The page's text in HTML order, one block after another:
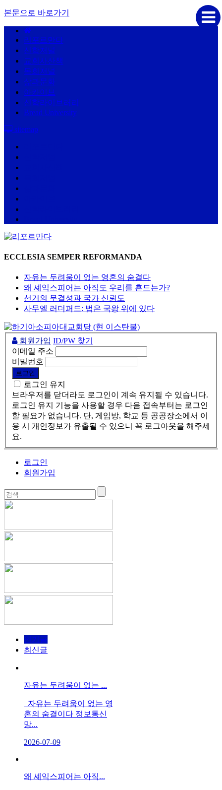
본문으로 바로가기
리포르만다
신학저널
교회사산책
목회저널
삶과문화
아카이브
신학라이브러리
Bread University
sitemap
ECCLESIA SEMPER REFORMANDA
자유는 두려움이 없는 영혼의 숨결다
왜 셰익스피어는 아직도 우리를 흔드는가?
선거의 무결성과 국가 신뢰도
사무엘 러더퍼드: 법은 국왕 위에 있다
회원가입 ID/PW 찾기
이메일 주소
비밀번호
로그인 유지
브라우저를 닫더라도 로그인이 계속 유지될 수 있습니다.
로그인 유지 기능을 사용할 경우 다음 접속부터는 로그인
할 필요가 없습니다. 단, 게임방, 학교 등 공공장소에서 이
용 시 개인정보가 유출될 수 있으니 꼭 로그아웃을 해주세
요.
로그인
회원가입
인기글
최신글
자유는 두려움이 없는 ...
자유는 두려움이 없는 영
혼의 숨결이다 정보통신
망...
2026-07-09
왜 셰익스피어는 아직...